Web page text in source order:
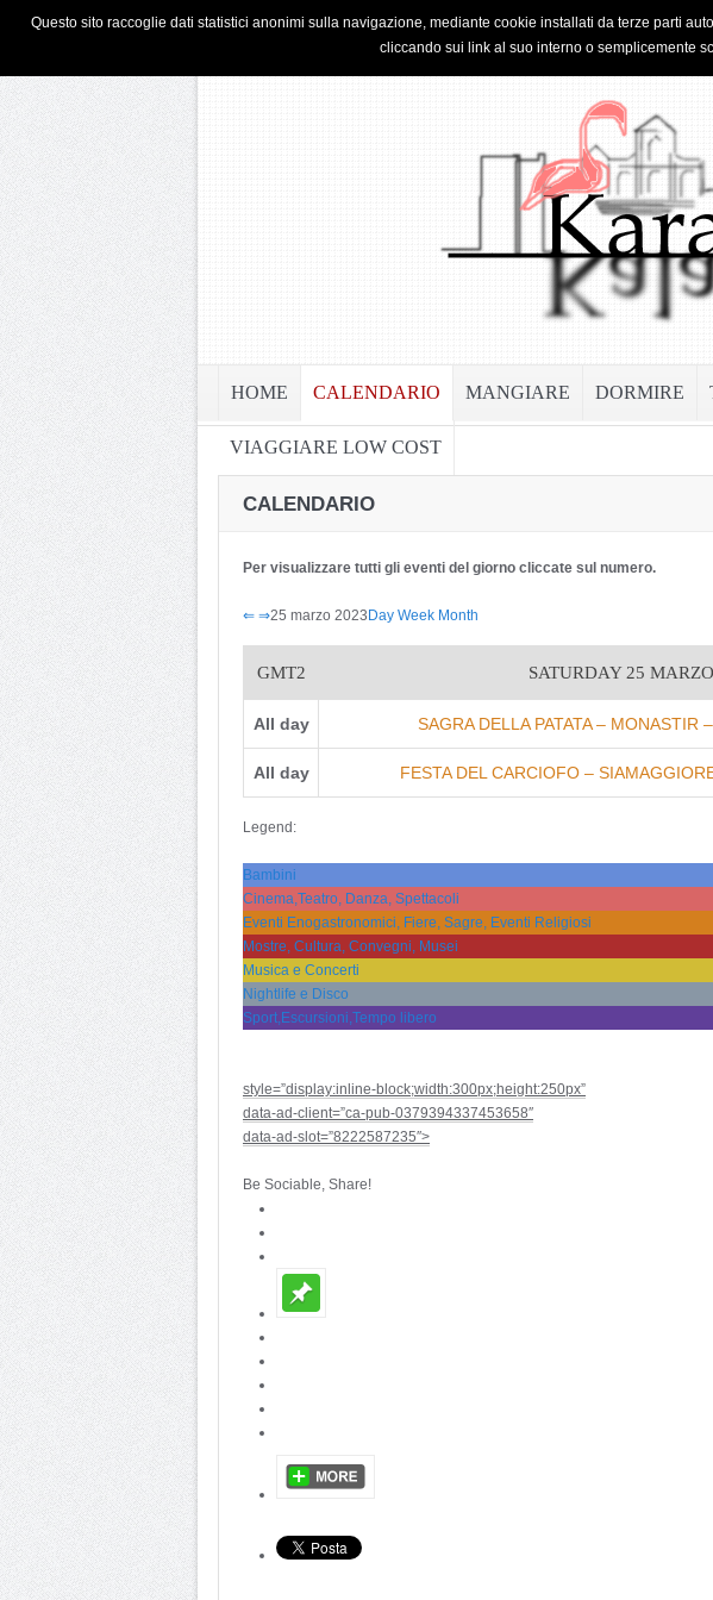
HOME PRIVACY & COOKIE POLICY
HOME CALENDARIO MANGIARE DORMIRE
VIAGGIARE LOW COST
CALENDARIO
Per visualizzare tutti gli eventi del giorno cliccate sul numero.
⇐ ⇒25 marzo 2023 Day Week Month
GMT2 SATURDAY 25
All day SAGRA DELLA PATATA – MONASTIR
All day FESTA DEL CARCIOFO –
Legend:
Bambini
Cinema,Teatro, Danza, Spettacoli
Eventi Enogastronomici, Fiere, Sagre, Eventi Religiosi
Mostre, Cultura, Convegni, Musei
Musica e Concerti
Nightlife e Disco
Sport,Escursioni,Tempo libero
style=”display:inline-block;width:300px;height:250px”
data-ad-client=”ca-pub-0379394337453658″
data-ad-slot=”8222587235″>
Be Sociable, Share!
Questo sito raccoglie dati statistici anonimi sulla navigazione, mediante cookie installati da terze parti
cliccando sui link al suo interno o semplicemente